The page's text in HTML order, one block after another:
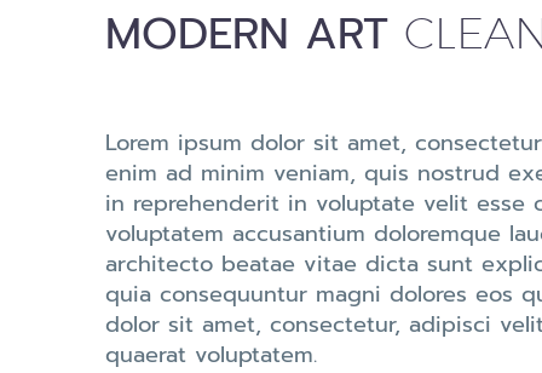
MODERN ART
Lorem ipsum dolor sit amet,
enim ad minim veniam, quis nostrud
in reprehenderit in voluptate velit esse
voluptatem accusantium doloremque
architecto beatae vitae dicta sunt
quia consequuntur magni dolores eos
dolor sit amet, consectetur, adipisci
quaerat voluptatem.